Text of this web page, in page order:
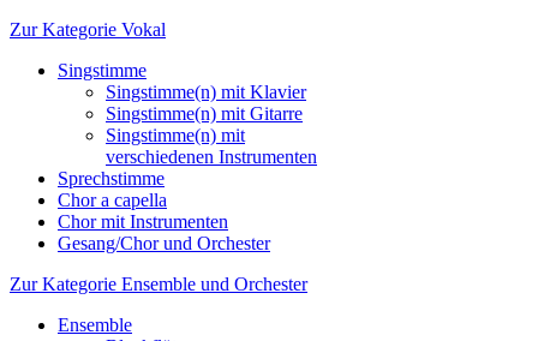
Zur Kategorie Vokal
Singstimme
Singstimme(n) mit Klavier
Singstimme(n) mit Gitarre
Singstimme(n) mit
verschiedenen Instrumenten
Sprechstimme
Chor a capella
Chor mit Instrumenten
Gesang/Chor und Orchester
Zur Kategorie Ensemble und Orchester
Ensemble